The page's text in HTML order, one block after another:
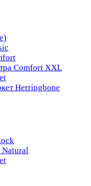
Comfort XXL
Herringbone
Natural